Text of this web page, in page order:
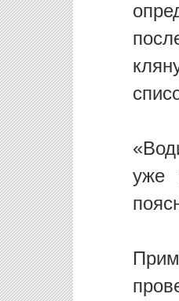
уже